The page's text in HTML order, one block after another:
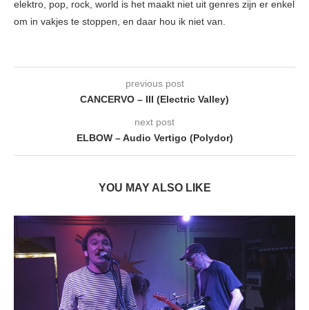
elektro, pop, rock, world is het maakt niet uit genres zijn er enkel
om in vakjes te stoppen, en daar hou ik niet van.
previous post
CANCERVO – III (Electric Valley)
next post
ELBOW – Audio Vertigo (Polydor)
YOU MAY ALSO LIKE